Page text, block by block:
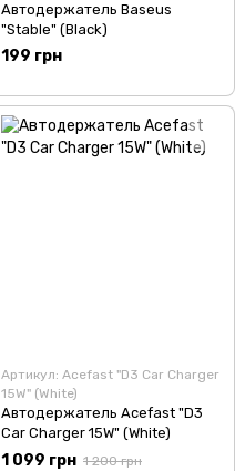
Автодержатель Baseus
"Stable" (Black)
199 грн
Артикул: Acefast "D3 Car Charger
15W" (White)
Автодержатель Acefast "D3
Car Charger 15W" (White)
1 099 грн 1 200 грн